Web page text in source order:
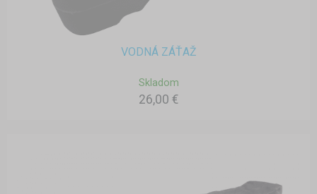
VODNÁ ZÁŤAŽ
Skladom
26,00 €